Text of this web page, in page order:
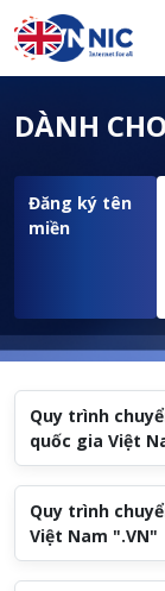
Nhảy đến nội dung
DÀNH
Đăng ký tên
miền
Quy trình
quốc gia Việt
Quy trình
Việt Nam ".VN"